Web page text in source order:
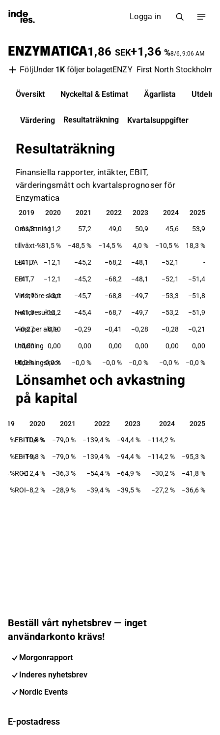
Logga in
ENZYMATICA1,86 SEK+1,36 %8/6, 9:06 AM
FöljUnder 1K följer bolagetENZY First North Stockholm
Översikt Nyckeltal & Estimat Ägarlista
Värdering Resultaträkning Kvartalsuppgifter
Resultaträkning
Finansiella rapporter, intäkter, EBIT,
värderingsmått och kvartalsprognoser för
Enzymatica
2019 2020 2021 2022 2023 2024 2025
2019 2020 2021 2022 2023 2024 2025
Omsättning
61,3 111,2 57,2 49,0 50,9 45,6 53,9
tillväxt-%81,5 % −48,5 % −14,5 % 4,0 % −10,5 % 18,3 %
EBITDA
−41,7 −12,1 −45,2 −68,2 −48,1 −52,1 -
EBIT
−41,7 −12,1 −45,2 −68,2 −48,1 −52,1 −51,4
Vinst före skatt
−41,9 −13,1 −45,7 −68,8 −49,7 −53,3 −51,8
Nettoresultat
−41,0 −13,2 −45,4 −68,7 −49,7 −53,2 −51,9
Vinst per aktie
−0,27 −0,10 −0,29 −0,41 −0,28 −0,28 −0,21
Utdelning
0,00 0,00 0,00 0,00 0,00 0,00 0,00
Utdelningskvot
−0,0 % −0,0 % −0,0 % −0,0 % −0,0 % −0,0 % −0,0 %
Lönsamhet och avkastning
på kapital
2020 2021 2022 2023 2024 2025
2020 2021 2022 2023 2024 2025
EBITDA-%
% −10,8 % −79,0 % −139,4 % −94,4 % −114,2 %
EBIT-%
% −10,8 % −79,0 % −139,4 % −94,4 % −114,2 % −95,3 %
ROE
% −12,4 % −36,3 % −54,4 % −64,9 % −30,2 % −41,8 %
ROI
% −8,2 % −28,9 % −39,4 % −39,5 % −27,2 % −36,6 %
Beställ vårt nyhetsbrev — inget
användarkonto krävs!
Morgonrapport
Inderes nyhetsbrev
Nordic Events
E-postadress